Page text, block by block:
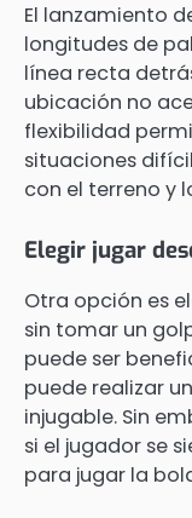
El lanzamiento
longitudes de
línea recta
ubicación no
flexibilidad
situaciones
con el terreno y
Elegir jugar
Otra opción es
sin tomar un
puede ser
puede realizar
injugable. Sin
si el jugador se
para jugar la